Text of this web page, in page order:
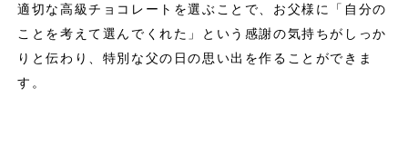
適切な高級チョコレートを選ぶことで、お父様に「自分の
ことを考えて選んでくれた」という感謝の気持ちがしっか
りと伝わり、特別な父の日の思い出を作ることができま
す。